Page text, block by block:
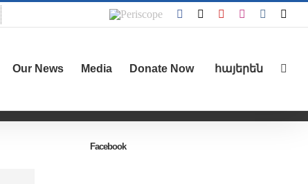
Periscope Facebook YouTubeInstagram
Our News Media Donate Now հայերեն
Facebook